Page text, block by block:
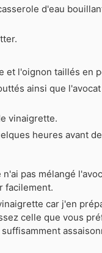
d'eau
et l'oignon taillés en
ainsi que
vinaigrette.
heures avant
pas mélangé
facilement.
car j'en
celle que vous